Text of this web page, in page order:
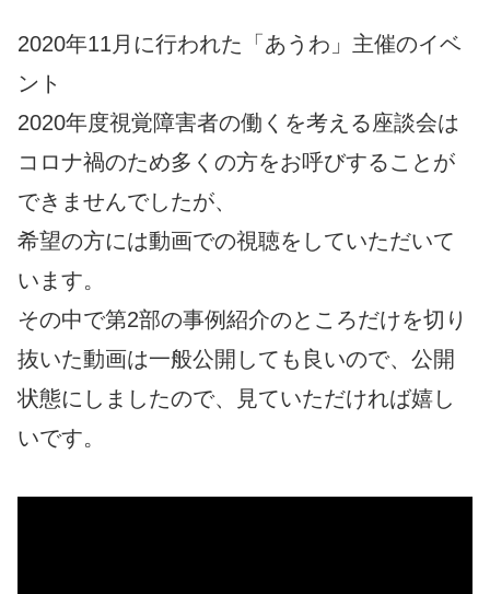
2020年11月に行われた「あうわ」主催のイベ
ント
2020年度視覚障害者の働くを考える座談会は
コロナ禍のため多くの方をお呼びすることが
できませんでしたが、
希望の方には動画での視聴をしていただいて
います。
その中で第2部の事例紹介のところだけを切り
抜いた動画は一般公開しても良いので、公開
状態にしましたので、見ていただければ嬉し
いです。